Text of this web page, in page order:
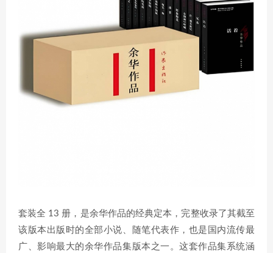
套装全 13 册，是余华作品的经典定本，完整收录了其截至
该版本出版时的全部小说、随笔代表作，也是国内流传最
广、影响最大的余华作品集版本之一。这套作品集系统涵